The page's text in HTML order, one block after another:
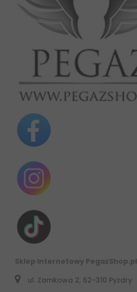
Sklep Internetowy PegazShop.pl
ul. Zamkowa 2, 62-310 Pyzdry